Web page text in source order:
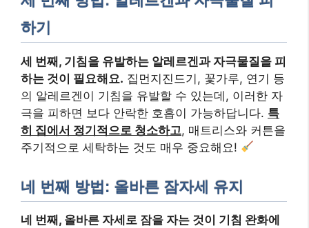
하기
세 번째, 기침을 유발하는 알레르겐과 자극물질을 피
하는 것이 필요해요. 집먼지진드기, 꽃가루, 연기 등
의 알레르겐이 기침을 유발할 수 있는데, 이러한 자
극을 피하면 보다 안락한 호흡이 가능하답니다. 특
히 집에서 정기적으로 청소하고, 매트리스와 커튼을
주기적으로 세탁하는 것도 매우 중요해요!
네 번째 방법: 올바른 잠자세 유지
네 번째, 올바른 자세로 잠을 자는 것이 기침 완화에